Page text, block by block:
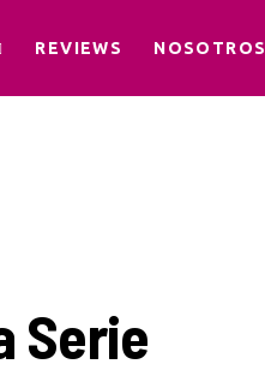
REVIEWS NOSOTROS
Serie